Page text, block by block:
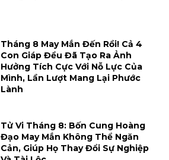
Tháng 8 May Mắn Đến Rồi! Cả 4
Con Giáp Đều Đã Tạo Ra Ảnh
Hưởng Tích Cực Với Nỗ Lực Của
Mình, Lần Lượt Mang Lại Phước
Lành
Tử Vi Tháng 8: Bốn Cung Hoàng
Đạo May Mắn Không Thể Ngăn
Cản, Giúp Họ Thay Đổi Sự Nghiệp